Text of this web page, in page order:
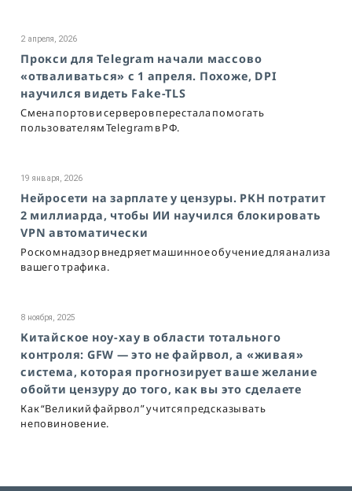
2 апреля, 2026
Прокси для Telegram начали массово
«отваливаться» с 1 апреля. Похоже, DPI
научился видеть Fake-TLS
Смена портов и серверов перестала помогать
пользователям Telegram в РФ.
19 января, 2026
Нейросети на зарплате у цензуры. РКН потратит
2 миллиарда, чтобы ИИ научился блокировать
VPN автоматически
Роскомнадзор внедряет машинное обучение для анализа
вашего трафика.
8 ноября, 2025
Китайское ноу-хау в области тотального
контроля: GFW — это не файрвол, а «живая»
система, которая прогнозирует ваше желание
обойти цензуру до того, как вы это сделаете
Как “Великий файрвол” учится предсказывать
неповиновение.